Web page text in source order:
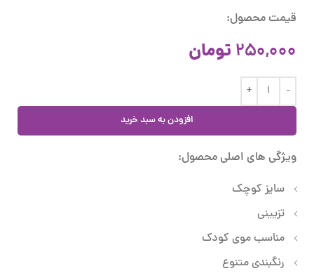
قیمت محصول:
250,000 تومان
افزودن به سبد خرید
ویژگی های اصلی محصول:
سایز کوچک
تزیینی
مناسب موی کودک
رنگبندی متنوع